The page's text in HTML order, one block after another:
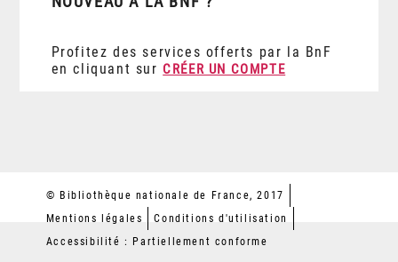
Profitez des services offerts par la BnF
en cliquant sur CRÉER UN COMPTE
© Bibliothèque nationale de France, 2017
Mentions légales
Conditions d'utilisation
Accessibilité : Partiellement conforme